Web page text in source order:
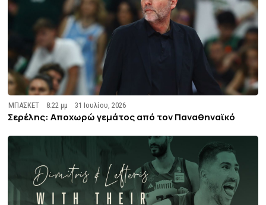
ΜΠΑΣΚΕΤ 8:22 μμ 31 Ιουλίου, 2026
Σερέλης: Αποχωρώ γεμάτος από τον Παναθηναϊκό